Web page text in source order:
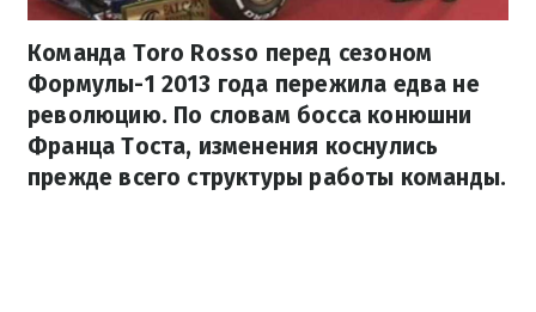
Команда Toro Rosso перед сезоном
Формулы-1 2013 года пережила едва не
революцию. По словам босса конюшни
Франца Тоста, изменения коснулись
прежде всего структуры работы команды.